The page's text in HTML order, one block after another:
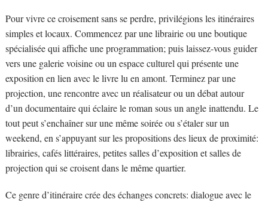
Pour vivre ce croisement sans se perdre, privilégions les itinéraires
simples et locaux. Commencez par une librairie ou une boutique
spécialisée qui affiche une programmation; puis laissez-vous guider
vers une galerie voisine ou un espace culturel qui présente une
exposition en lien avec le livre lu en amont. Terminez par une
projection, une rencontre avec un réalisateur ou un débat autour
d’un documentaire qui éclaire le roman sous un angle inattendu. Le
tout peut s’enchaîner sur une même soirée ou s’étaler sur un
weekend, en s’appuyant sur les propositions des lieux de proximité:
librairies, cafés littéraires, petites salles d’exposition et salles de
projection qui se croisent dans le même quartier.
Ce genre d’itinéraire crée des échanges concrets: dialogue avec le